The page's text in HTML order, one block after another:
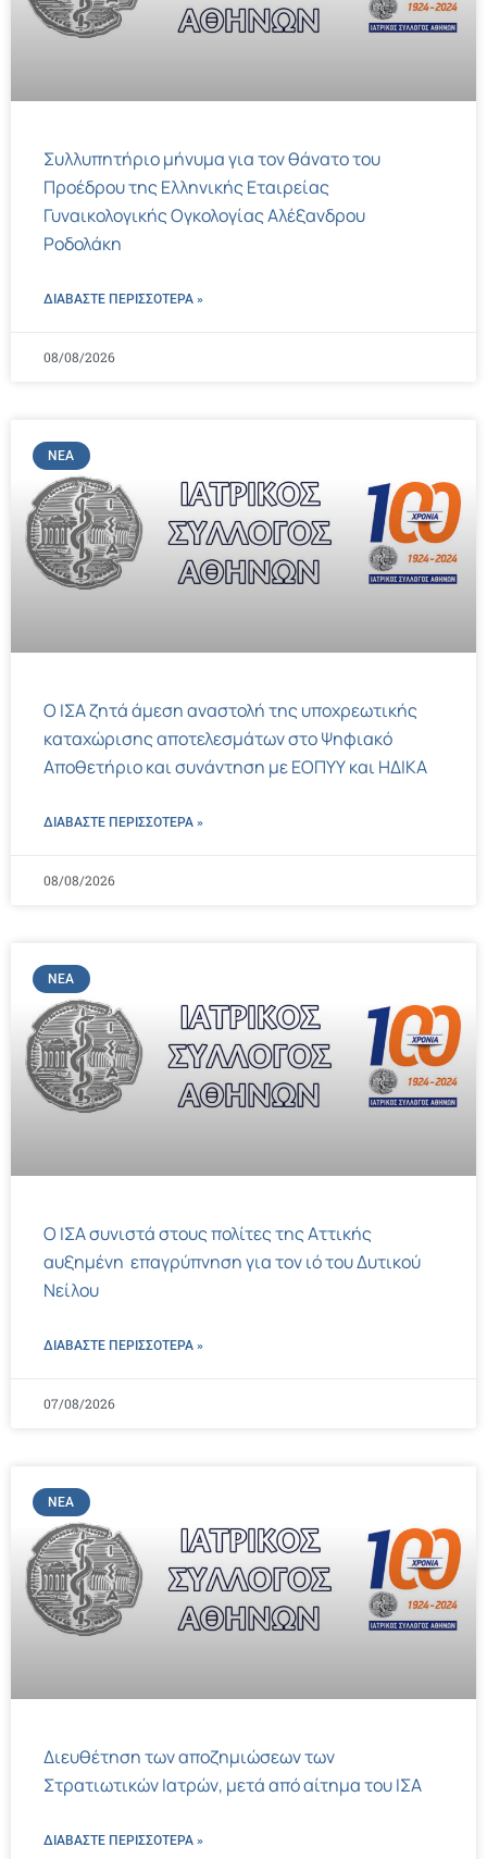
Συλλυπητήριο μήνυμα για τον θάνατο του
Προέδρου της Ελληνικής Εταιρείας
Γυναικολογικής Ογκολογίας Αλέξανδρου
Ροδολάκη
ΔΙΑΒΑΣΤΕ ΠΕΡΙΣΣΌΤΕΡΑ »
08/08/2026
ΝΈΑ
Ο ΙΣΑ ζητά άμεση αναστολή της υποχρεωτικής
καταχώρισης αποτελεσμάτων στο Ψηφιακό
Αποθετήριο και συνάντηση με ΕΟΠΥΥ και ΗΔΙΚΑ
ΔΙΑΒΑΣΤΕ ΠΕΡΙΣΣΌΤΕΡΑ »
08/08/2026
ΝΈΑ
Ο ΙΣΑ συνιστά στους πολίτες της Αττικής
αυξημένη επαγρύπνηση για τον ιό του Δυτικού
Νείλου
ΔΙΑΒΑΣΤΕ ΠΕΡΙΣΣΌΤΕΡΑ »
07/08/2026
ΝΈΑ
Διευθέτηση των αποζημιώσεων των
Στρατιωτικών Ιατρών, μετά από αίτημα του ΙΣΑ
ΔΙΑΒΑΣΤΕ ΠΕΡΙΣΣΌΤΕΡΑ »